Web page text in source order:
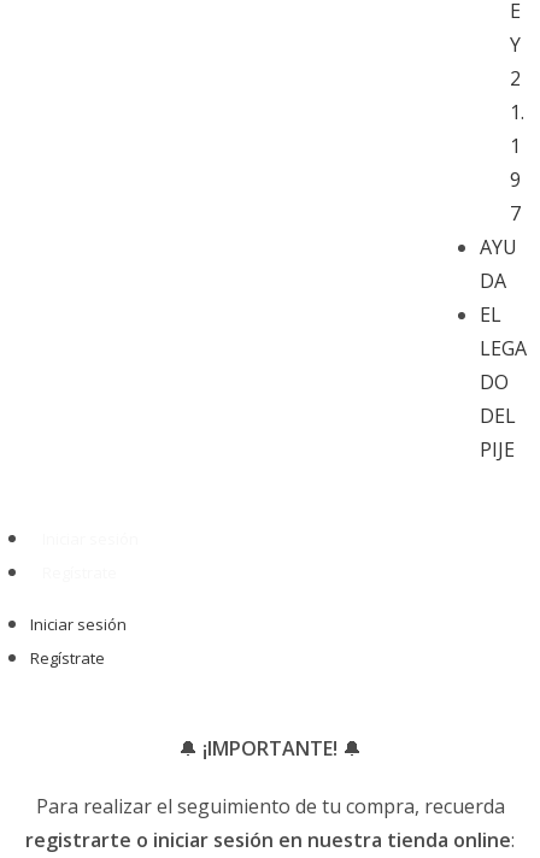
E
Y
2
1.
1
9
7
AYU
DA
EL
LEGA
DO
DEL
PIJE
Iniciar sesión
Regístrate
🔔 ¡IMPORTANTE! 🔔
Para realizar el seguimiento de tu compra, recuerda
registrarte o iniciar sesión en nuestra tienda online: